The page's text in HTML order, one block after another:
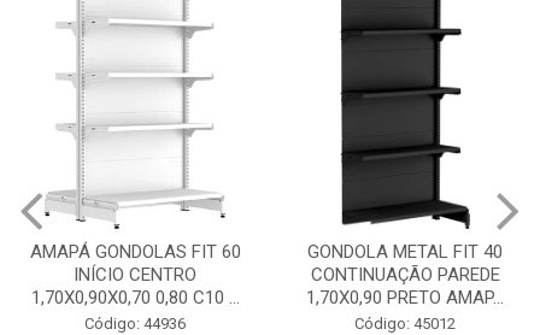
GONDOLA METAL FIT 40
CONTINUAÇÃO PAREDE
1,70X0,90 PRETO AMAP...
Código: 45012
GONDOLA METAL FIT 40
INICIO CENTRO 1,70X0,90
PRETO AMAPÁ
Código: 45013